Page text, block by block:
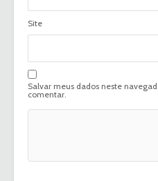
Site
Salvar meus dados neste
comentar.